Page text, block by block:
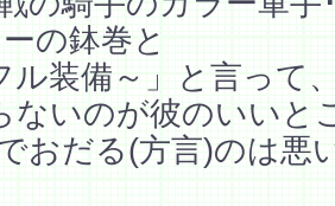
の鉢巻と
ル装備～」と言って
ないのが彼のいいと
おだる(方言)のは悪